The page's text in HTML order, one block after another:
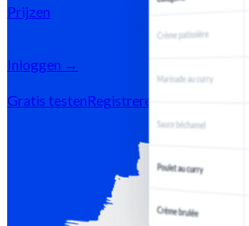
Prijzen
Inloggen →
Gratis testenRegistreren